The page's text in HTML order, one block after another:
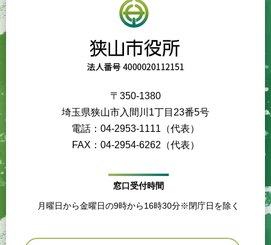
〒350-1380
埼玉県狭山市入間川1丁目23番5号
電話：04-2953-1111（代表）
FAX：04-2954-6262（代表）
窓口受付時間
月曜日から金曜日の9時から16時30分※閉庁日を除く